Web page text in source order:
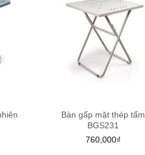
Bàn gấp mặt thép tấm
BGS231
760,000₫